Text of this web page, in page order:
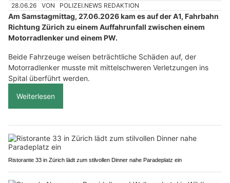
28.06.26 VON POLIZEI.NEWS REDAKTION
Am Samstagmittag, 27.06.2026 kam es auf der A1, Fahrbahn
Richtung Zürich zu einem Auffahrunfall zwischen einem
Motorradlenker und einem PW.
Beide Fahrzeuge weisen beträchtliche Schäden auf, der
Motorradlenker musste mit mittelschweren Verletzungen ins
Spital überführt werden.
Weiterlesen
Ristorante 33 in Zürich lädt zum stilvollen Dinner nahe Paradeplatz ein